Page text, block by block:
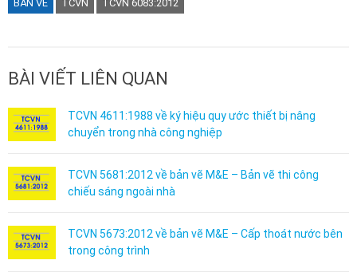
BẢN VẼ TCVN TCVN 6083:2012
BÀI VIẾT LIÊN QUAN
TCVN 4611:1988 về ký hiệu quy ước thiết bị nâng
chuyển trong nhà công nghiệp
TCVN 5681:2012 về bản vẽ M&E – Bản vẽ thi công
chiếu sáng ngoài nhà
TCVN 5673:2012 về bản vẽ M&E – Cấp thoát nước bên
trong công trình